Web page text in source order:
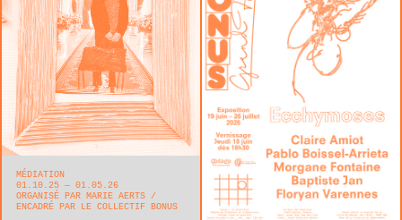
MÉDIATION
01.10.25 — 01.05.26
ORGANISÉ PAR MARIE AERTS
ENCADRÉ PAR LE COLLECTIF BONUS